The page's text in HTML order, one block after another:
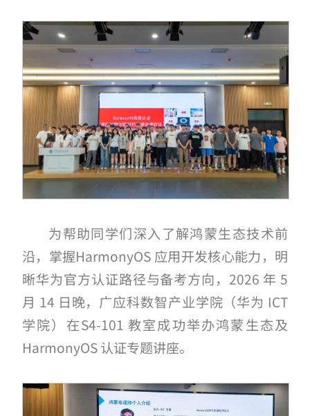
为帮助同学们深入了解鸿蒙生态技术前
沿，掌握HarmonyOS 应用开发核心能力，明
晰华为官方认证路径与备考方向，2026 年 5
月 14 日晚，广应科数智产业学院（华为 ICT
学院）在S4-101 教室成功举办鸿蒙生态及
HarmonyOS 认证专题讲座。